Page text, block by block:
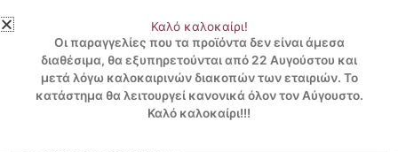
στο
περιεχόμενο
3 ΔΟΣΕΙΣ ΧΩΡΙΣ ΠΙΣΤΩΤΙΚΗ ΜΕ KLARNA
Λογαριασμός
Blog
0.00€
0
Cart
Καλό καλοκαίρι!
Οι παραγγελίες που τα προϊόντα δεν είναι άμεσα
διαθέσιμα, θα εξυπηρετούνται από 22 Αυγούστου και
μετά λόγω καλοκαιρινών διακοπών των εταιριών. Το
κατάστημα θα λειτουργεί κανονικά όλον τον Αύγουστο.
Καλό καλοκαίρι!!!